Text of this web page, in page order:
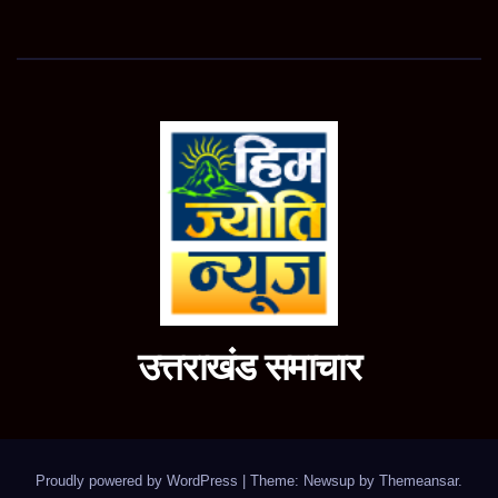
उत्तराखंड समाचार
Proudly powered by WordPress Theme: Newsup by Themeansar.